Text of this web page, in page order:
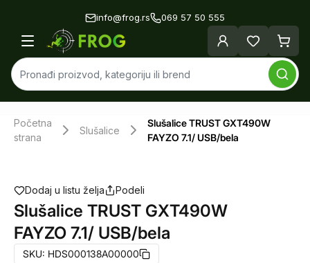
info@frog.rs 069 57 50 555
Početna
strana
Slušalice
Slušalice TRUST GXT490W
FAYZO 7.1/ USB/bela
Dodaj u listu želja Podeli
Slušalice TRUST GXT490W
FAYZO 7.1/ USB/bela
SKU: HDS000138A00000